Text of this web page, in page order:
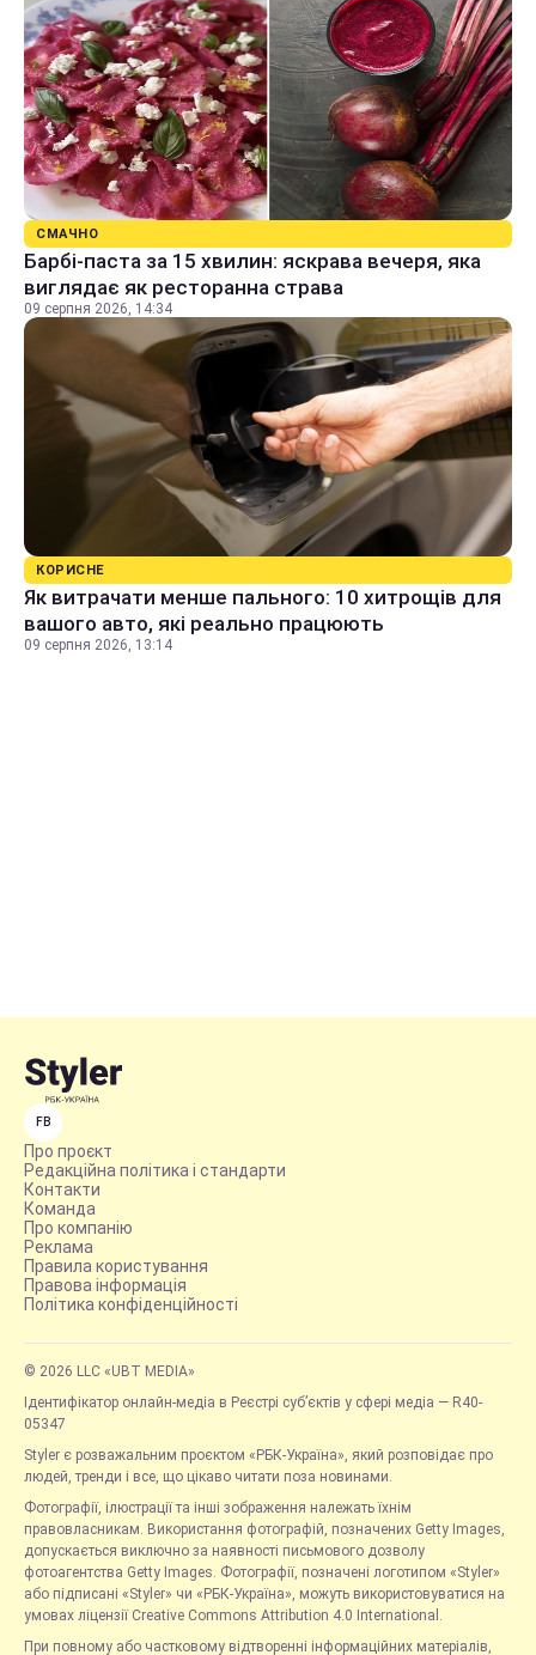
СМАЧНО
Барбі-паста за 15 хвилин: яскрава вечеря, яка
виглядає як ресторанна страва
09 серпня 2026, 14:34
КОРИСНЕ
Як витрачати менше пального: 10 хитрощів для
вашого авто, які реально працюють
09 серпня 2026, 13:14
FB
Про проєкт
Редакційна політика і стандарти
Контакти
Команда
Про компанію
Реклама
Правила користування
Правова інформація
Політика конфіденційності
© 2026 LLC «UBT MEDIA»
Ідентифікатор онлайн-медіа в Реєстрі суб’єктів у сфері медіа — R40-
05347
Styler є розважальним проєктом «РБК-Україна», який розповідає про
людей, тренди і все, що цікаво читати поза новинами.
Фотографії, ілюстрації та інші зображення належать їхнім
правовласникам. Використання фотографій, позначених Getty Images,
допускається виключно за наявності письмового дозволу
фотоагентства Getty Images. Фотографії, позначені логотипом «Styler»
або підписані «Styler» чи «РБК-Україна», можуть використовуватися на
умовах ліцензії Creative Commons Attribution 4.0 International.
При повному або частковому відтворенні інформаційних матеріалів,